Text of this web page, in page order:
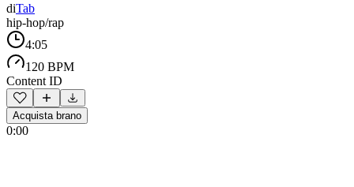
diTab
hip-hop/rap
4:05
120 BPM
Content ID
Acquista brano
0:00